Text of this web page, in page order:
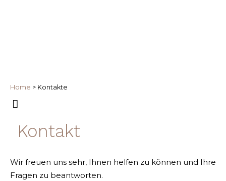
Home > Kontakte
Kontakt
Wir freuen uns sehr, Ihnen helfen zu können und Ihre
Fragen zu beantworten.